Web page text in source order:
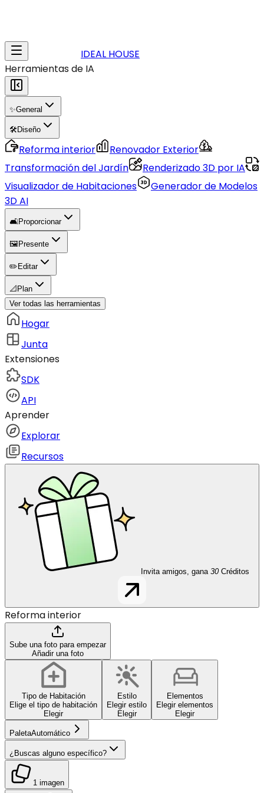
IDEAL HOUSE
Herramientas de IA
✨General
🛠️Diseño
Reforma interior
Renovador Exterior
Transformación del Jardín
Renderizado 3D por IA
Visualizador de Habitaciones
Generador de Modelos
3D AI
🛋️Proporcionar
🖼️ Presente
✏️ Editar
📐 Plan
Ver todas las herramientas
Hogar
Junta
Extensiones
SDK
API
Aprender
Explorar
Recursos
Invita amigos, gana 30 Créditos
Reforma interior
Sube una foto para empezar
Añadir una foto
Tipo de Habitación
Elige el tipo de habitación
Elegir
Estilo
Elegir estilo
Elegir
Elementos
Elegir elementos
Elegir
PaletaAutomático
¿Buscas alguno específico?
1 imagen